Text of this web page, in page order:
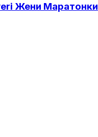
Жени Маратонки